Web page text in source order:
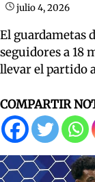
julio 4, 2026
El guardametas
seguidores a 18
llevar el partido
COMPARTIR